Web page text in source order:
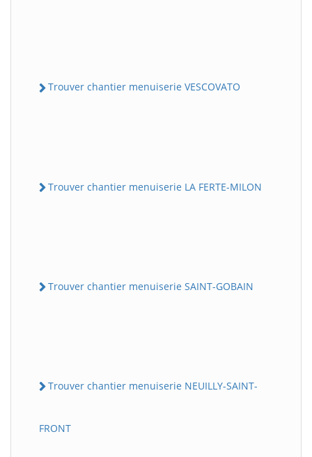
Trouver chantier menuiserie VESCOVATO
Trouver chantier menuiserie LA FERTE-MILON
Trouver chantier menuiserie SAINT-GOBAIN
Trouver chantier menuiserie NEUILLY-SAINT-
FRONT